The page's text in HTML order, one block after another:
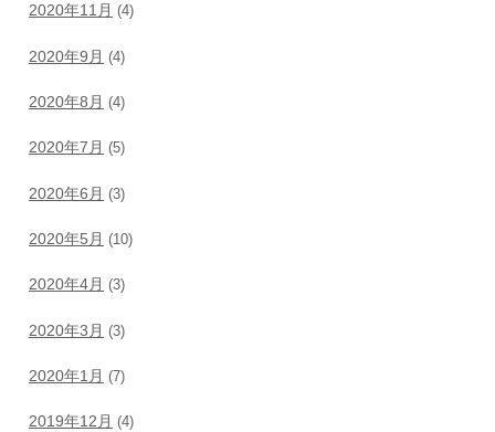
2020年11月 (4)
2020年9月 (4)
2020年8月 (4)
2020年7月 (5)
2020年6月 (3)
2020年5月 (10)
2020年4月 (3)
2020年3月 (3)
2020年1月 (7)
2019年12月 (4)